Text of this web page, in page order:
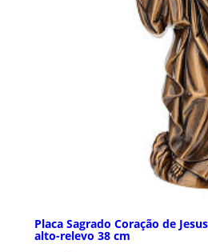
Placa Sagrado Coração de
alto-relevo 38 cm